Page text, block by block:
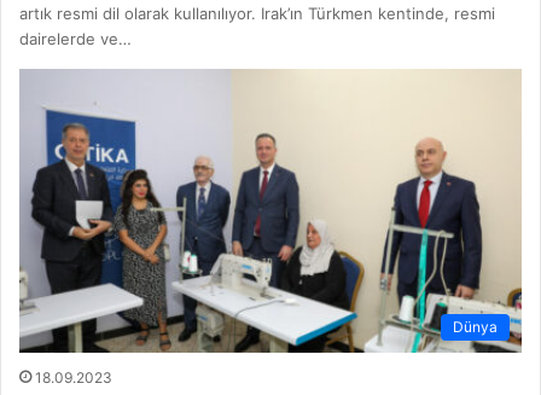
artık resmi dil olarak kullanılıyor. Irak’ın Türkmen kentinde, resmi
dairelerde ve…
Dünya
18.09.2023